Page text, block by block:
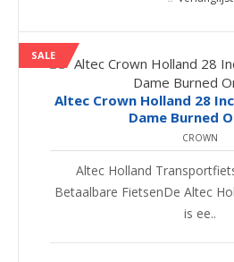
SALE
Altec Crown Holland 28
Dame Burned
CROWN
Altec Holland
Betaalbare FietsenDe Altec
is ee..